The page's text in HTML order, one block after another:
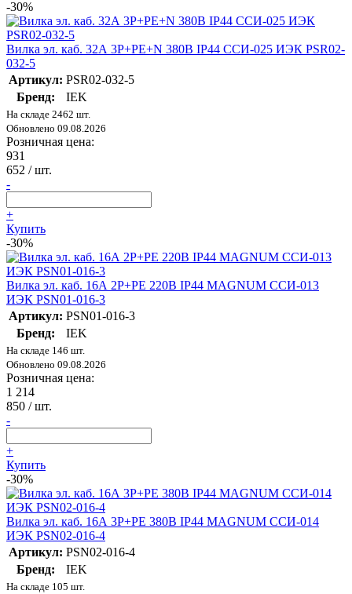
-30%
Вилка эл. каб. 32А 3P+PE+N 380В IP44 ССИ-025 ИЭК PSR02-
032-5
Артикул: PSR02-032-5
Бренд:
IEK
На складе 2462 шт.
Обновлено 09.08.2026
Розничная цена:
931
652 / шт.
-
+
Купить
-30%
Вилка эл. каб. 16А 2P+PE 220В IP44 MAGNUM ССИ-013
ИЭК PSN01-016-3
Артикул: PSN01-016-3
Бренд:
IEK
На складе 146 шт.
Обновлено 09.08.2026
Розничная цена:
1 214
850 / шт.
-
+
Купить
-30%
Вилка эл. каб. 16А 3P+PE 380В IP44 MAGNUM ССИ-014
ИЭК PSN02-016-4
Артикул: PSN02-016-4
Бренд:
IEK
На складе 105 шт.